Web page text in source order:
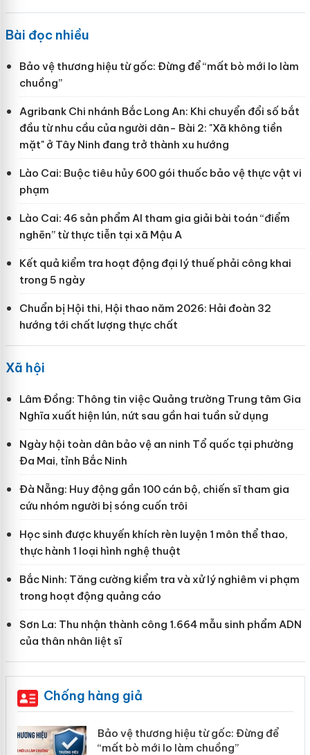
Bài đọc nhiều
Bảo vệ thương hiệu từ gốc: Đừng để “mất bò mới lo làm
chuồng”
Agribank Chi nhánh Bắc Long An: Khi chuyển đổi số bắt
đầu từ nhu cầu của người dân- Bài 2: "Xã không tiền
mặt" ở Tây Ninh đang trở thành xu hướng
Lào Cai: Buộc tiêu hủy 600 gói thuốc bảo vệ thực vật vi
phạm
Lào Cai: 46 sản phẩm AI tham gia giải bài toán “điểm
nghẽn” từ thực tiễn tại xã Mậu A
Kết quả kiểm tra hoạt động đại lý thuế phải công khai
trong 5 ngày
Chuẩn bị Hội thi, Hội thao năm 2026: Hải đoàn 32
hướng tới chất lượng thực chất
Xã hội
Lâm Đồng: Thông tin việc Quảng trường Trung tâm Gia
Nghĩa xuất hiện lún, nứt sau gần hai tuần sử dụng
Ngày hội toàn dân bảo vệ an ninh Tổ quốc tại phường
Đa Mai, tỉnh Bắc Ninh
Đà Nẵng: Huy động gần 100 cán bộ, chiến sĩ tham gia
cứu nhóm người bị sóng cuốn trôi
Học sinh được khuyến khích rèn luyện 1 môn thể thao,
thực hành 1 loại hình nghệ thuật
Bắc Ninh: Tăng cường kiểm tra và xử lý nghiêm vi phạm
trong hoạt động quảng cáo
Sơn La: Thu nhận thành công 1.664 mẫu sinh phẩm ADN
của thân nhân liệt sĩ
Chống hàng giả
Bảo vệ thương hiệu từ gốc: Đừng để
“mất bò mới lo làm chuồng”